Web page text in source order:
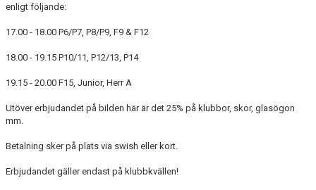
SCHEMAN
FÖRENINGSKLÄDER-INNEBANDYKUNGEN
enligt följande:
17.00 - 18.00 P6/P7, P8/P9, F9 & F12
18.00 - 19.15 P10/11, P12/13, P14
19.15 - 20.00 F15, Junior, Herr A
Utöver erbjudandet på bilden här är det 25% på klubbor, skor, glasögon
mm.
Betalning sker på plats via swish eller kort.
Erbjudandet gäller endast på klubbkvällen!